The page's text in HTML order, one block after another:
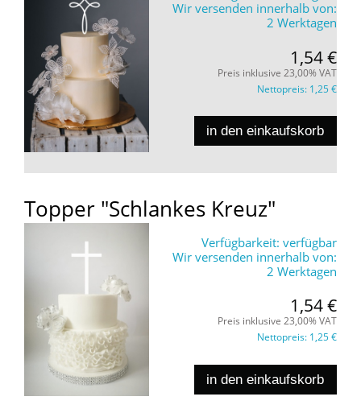
Wir versenden innerhalb von:
2 Werktagen
1,54 €
Preis inklusive 23,00% VAT
Nettopreis: 1,25 €
in den einkaufskorb
Topper "Schlankes Kreuz"
Verfügbarkeit: verfügbar
Wir versenden innerhalb von:
2 Werktagen
1,54 €
Preis inklusive 23,00% VAT
Nettopreis: 1,25 €
in den einkaufskorb